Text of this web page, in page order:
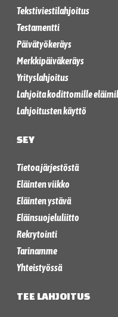
Tekstiviestilahjoitus
Testamentti
Päivätyökeräys
Merkkipäiväkeräys
Yrityslahjoitus
Lahjoita kodittomille
Lahjoitusten käyttö
SEY
Tietoa järjestöstä
Eläinten viikko
Eläinten ystävä
Eläinsuojeluliitto
Rekrytointi
Tarinamme
Yhteistyössä
TEE LAHJOITUS